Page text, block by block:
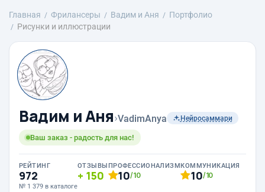
Главная Фрилансеры Вадим и Аня
Портфолио
Рисунки и иллюстрации
Вадим и Аня›VadimAnya Нейросаммари
Ваш заказ - радость для нас!
РЕЙТИНГ
972
№ 1 379 в каталоге
ОТЗЫВЫ
150
ПРОФЕССИОНАЛИЗМ
10/10
КОММУНИКАЦИЯ
10/10